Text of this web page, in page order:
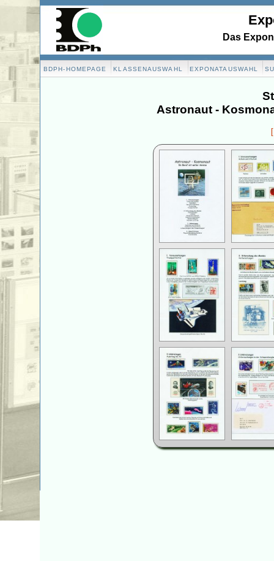
Das
BDPH-HOMEPAGE KLASSENAUSWAHL EXPONATAUSWAHL
Astronaut -